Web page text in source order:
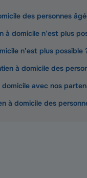
des personnes
à domicile n’est plus
n’est plus possible
à domicile des
domicile avec nos
à domicile des